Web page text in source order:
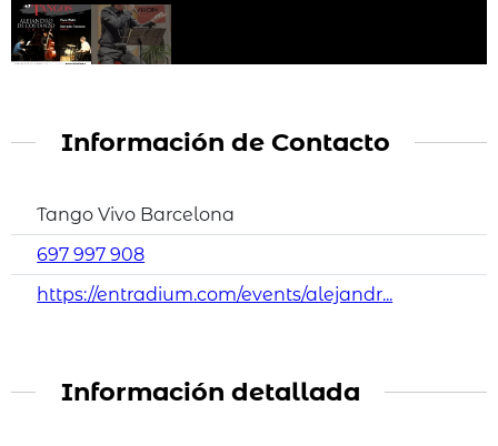
Información de Contacto
Tango Vivo Barcelona
697 997 908
https://entradium.com/events/alejandr...
Información detallada